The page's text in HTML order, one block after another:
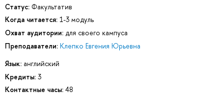
Статус: Факультатив
Когда читается: 1-3 модуль
Охват аудитории: для своего кампуса
Преподаватели: Клепко Евгения Юрьевна
Язык: английский
Кредиты: 3
Контактные часы: 48